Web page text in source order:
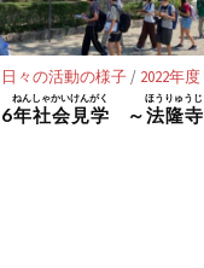
日々の活動の様子/ 2022年度
6年社会見学
ねんしゃかいけんがく
～法隆寺
ほうりゅうじ